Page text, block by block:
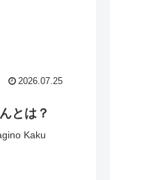
2026.07.25
とは？
Kaku